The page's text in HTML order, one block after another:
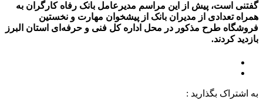
گفتنی است، پیش از این مراسم مدیرعامل بانک رفاه کارگران به
همراه تعدادی از مدیران بانک از پیشخوان مهارت و نخستین
فروشگاه طرح مذکور در محل اداره کل فنی و حرفه‌ای استان البرز
بازدید کردند.
به اشتراک بگذارید :